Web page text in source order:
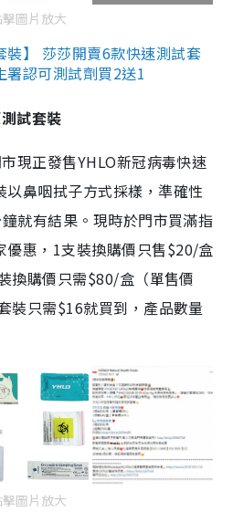
擊圖片放大
裝】 莎莎開賣6款快速測試套
認可測試劑買2送1
試套裝
現正發售YHLO新冠病毒快速
鼻咽拭子方式採樣，準確性
就有結果。現時於門市買滿指
優惠，1支裝換購價只售$20/盒
換購價只需$80/盒（單售價
裝只需$16就買到，產品數量
擊圖片放大